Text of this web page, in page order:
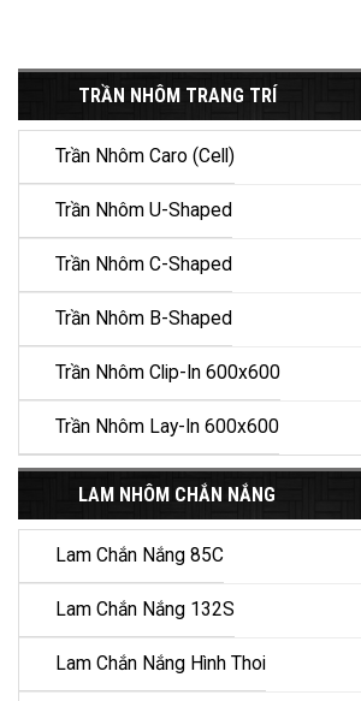
TRẦN NHÔM TRANG TRÍ
Trần Nhôm Caro (Cell)
Trần Nhôm U-Shaped
Trần Nhôm C-Shaped
Trần Nhôm B-Shaped
Trần Nhôm Clip-In 600x600
Trần Nhôm Lay-In 600x600
LAM NHÔM CHẮN NẮNG
Lam Chắn Nắng 85C
Lam Chắn Nắng 132S
Lam Chắn Nắng Hình Thoi